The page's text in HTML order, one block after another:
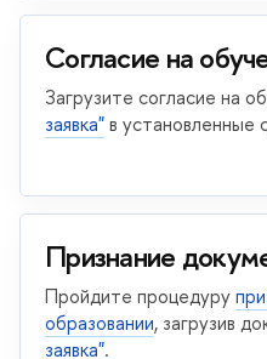
Согласие на
Загрузите согласие на
заявка"в установленные
Признание
Пройдите процедуру
образовании, загрузив
заявка".